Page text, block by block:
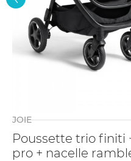
JOIE
Poussette trio finiti
pro + nacelle